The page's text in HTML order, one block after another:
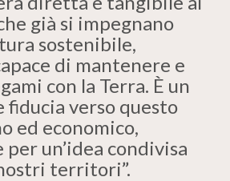
già si impegnano
sostenibile,
di mantenere e
con la Terra. È un
verso questo
ed economico,
un’idea condivisa
territori”.